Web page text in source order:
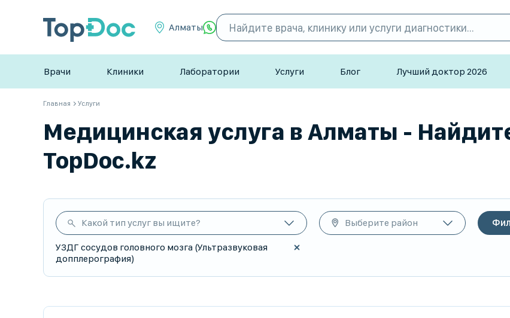
Алматы
Врачи Клиники Лаборатории Услуги Блог Лучший доктор 2026
Главная Услуги
Медицинская услуга в Алматы -
TopDoc.kz
Какой тип услуг вы ищите?
УЗДГ сосудов головного мозга (Ультразвуковая
допплерография)
Выберите район